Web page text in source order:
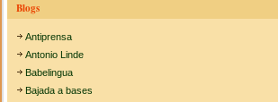
Blogs
Antiprensa
Antonio Linde
Babelingua
Bajada a bases